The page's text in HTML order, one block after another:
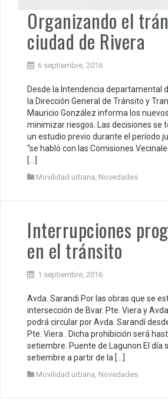
Organizando el
ciudad de Rivera
6 septiembre, 2016
Desde la Intendencia departamental
la Dirección General de Tránsito y
Mauricio González informa los
minimizar riesgos. Las decisiones se
un estudio previo durante el período
“se habló con las Comisiones
[…]
Movilidad urbana Novedades
Interrupciones
en el tránsito
1 septiembre, 2016
Avda. Sarandi Por las obras que se
intersección de Bvar. Pte. Viera y
podrá circular por Avda. Sarandí
Pte. Viera . Dicha prohibición será
setiembre. Puente de Lagunon El día
setiembre a partir de la […]
Movilidad urbana Novedades